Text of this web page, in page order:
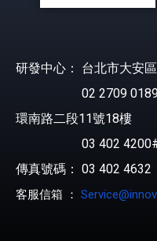
研發中心： 台北市大安
02 2709
環南路二段11號18樓
03 402 4200#205
傳真號碼： 03 402 4632
客服信箱 ：